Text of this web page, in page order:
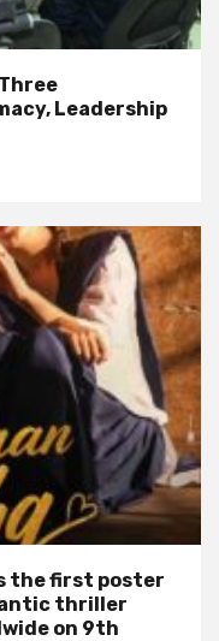
Leadership
the first poster
thriller
on 9th